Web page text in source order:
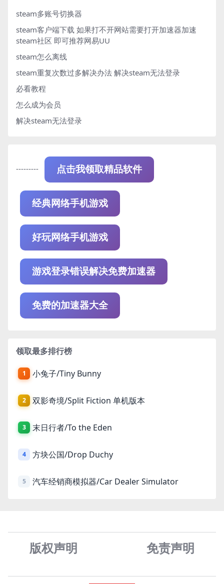
steam多账号切换器
steam客户端下载 如果打不开网站需要打开加速器加速
steam社区 即可推荐网易UU
steam怎么离线
steam重复次数过多解决办法 解决steam无法登录
必看教程
怎么成为会员
解决steam无法登录
--------- 点击我领取精品软件
经典网络手机游戏
好玩网络手机游戏
游戏登录错误解决免费加速器
免费的加速器大全
领取最多排行榜
1 小兔子/Tiny Bunny
2 双影奇境/Split Fiction 单机版本
3 末日行者/To the Eden
4 方块公国/Drop Duchy
5 汽车经销商模拟器/Car Dealer Simulator
版权声明 免责声明